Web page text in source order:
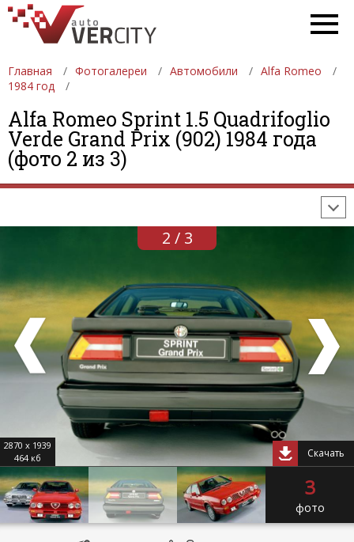
Главная Фотогалереи Автомобили
Alfa Romeo
1984 год
Alfa Romeo Sprint 1.5 Quadrifoglio
Verde Grand Prix (902) 1984 года
(фото 2 из 3)
ФОТОГАЛЕРЕИ АВТОМОБИЛИ
ДЕВУШКИ
АВТОСАЛОНЫ
ФОРМУЛА-1
2 / 3
2870 x 1939
464 кб
Скачать
3
фото